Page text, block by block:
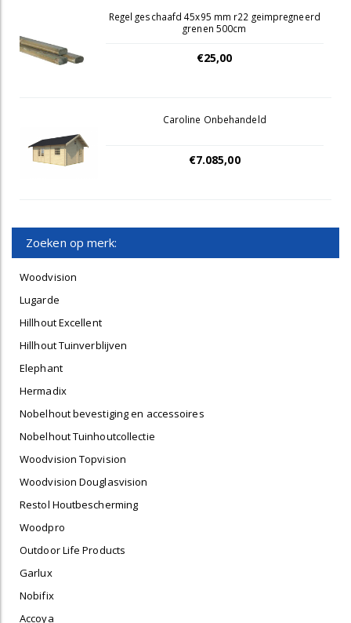
Regel geschaafd 45x95 mm r22 geimpregneerd
grenen 500cm
€25,00
Caroline Onbehandeld
€7.085,00
Zoeken op merk:
Woodvision
Lugarde
Hillhout Excellent
Hillhout Tuinverblijven
Elephant
Hermadix
Nobelhout bevestiging en accessoires
Nobelhout Tuinhoutcollectie
Woodvision Topvision
Woodvision Douglasvision
Restol Houtbescherming
Woodpro
Outdoor Life Products
Garlux
Nobifix
Accoya